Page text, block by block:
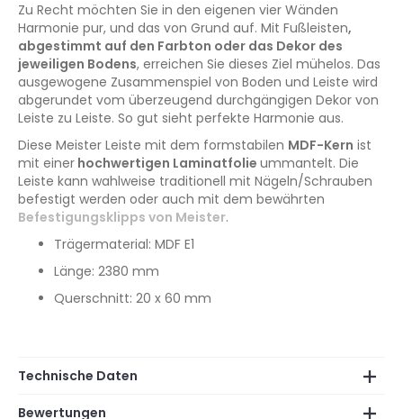
Zu Recht möchten Sie in den eigenen vier Wänden
Harmonie pur, und das von Grund auf. Mit Fußleisten,
abgestimmt auf den Farbton oder das Dekor des
jeweiligen Bodens, erreichen Sie dieses Ziel mühelos. Das
ausgewogene Zusammenspiel von Boden und Leiste wird
abgerundet vom überzeugend durchgängigen Dekor von
Leiste zu Leiste. So gut sieht perfekte Harmonie aus.
Diese Meister Leiste mit dem formstabilen MDF-Kern ist
mit einer hochwertigen Laminatfolie ummantelt. Die
Leiste kann wahlweise traditionell mit Nägeln/Schrauben
befestigt werden oder auch mit dem bewährten
Befestigungsklipps von Meister.
Trägermaterial: MDF E1
Länge: 2380 mm
Querschnitt: 20 x 60 mm
Technische Daten
Bewertungen